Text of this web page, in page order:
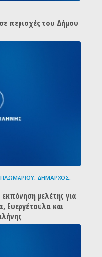
περιοχές του Δήμου
ΠΛΩΜΑΡΊΟΥ, ΔΉΜΑΡΧΟΣ,
μελέτης για
Ευεργέτουλα και